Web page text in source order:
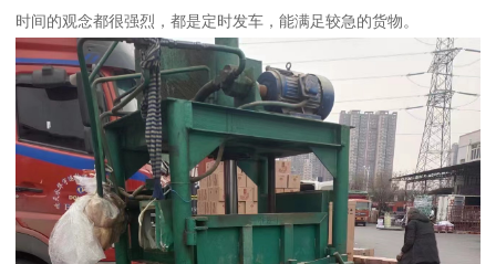
时间的观念都很强烈，都是定时发车，能满足较急的货物。